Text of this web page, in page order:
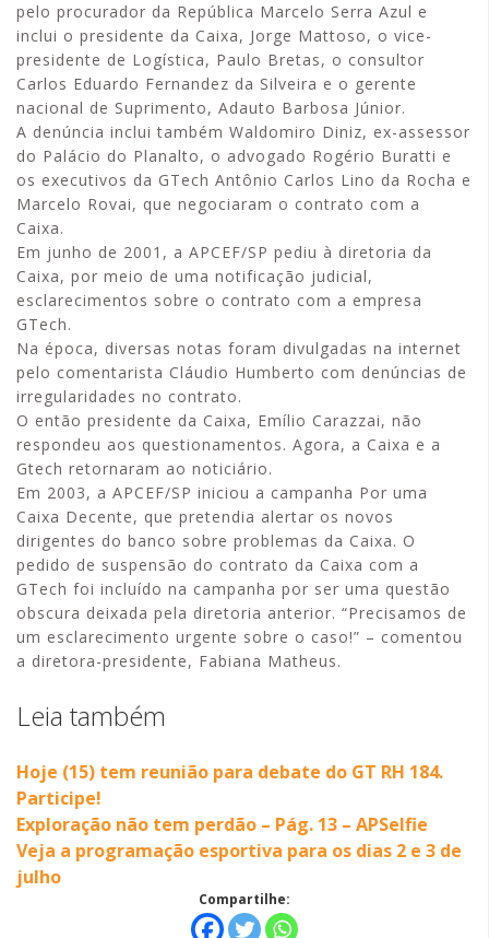
pelo procurador da República Marcelo Serra Azul e
inclui o presidente da Caixa, Jorge Mattoso, o vice-
presidente de Logística, Paulo Bretas, o consultor
Carlos Eduardo Fernandez da Silveira e o gerente
nacional de Suprimento, Adauto Barbosa Júnior.
A denúncia inclui também Waldomiro Diniz, ex-assessor
do Palácio do Planalto, o advogado Rogério Buratti e
os executivos da GTech Antônio Carlos Lino da Rocha e
Marcelo Rovai, que negociaram o contrato com a
Caixa.
Em junho de 2001, a APCEF/SP pediu à diretoria da
Caixa, por meio de uma notificação judicial,
esclarecimentos sobre o contrato com a empresa
GTech.
Na época, diversas notas foram divulgadas na internet
pelo comentarista Cláudio Humberto com denúncias de
irregularidades no contrato.
O então presidente da Caixa, Emílio Carazzai, não
respondeu aos questionamentos. Agora, a Caixa e a
Gtech retornaram ao noticiário.
Em 2003, a APCEF/SP iniciou a campanha Por uma
Caixa Decente, que pretendia alertar os novos
dirigentes do banco sobre problemas da Caixa. O
pedido de suspensão do contrato da Caixa com a
GTech foi incluído na campanha por ser uma questão
obscura deixada pela diretoria anterior. “Precisamos de
um esclarecimento urgente sobre o caso!” – comentou
a diretora-presidente, Fabiana Matheus.
Leia também
Hoje (15) tem reunião para debate do GT RH 184.
Participe!
Exploração não tem perdão – Pág. 13 – APSelfie
Veja a programação esportiva para os dias 2 e 3 de
julho
Compartilhe: